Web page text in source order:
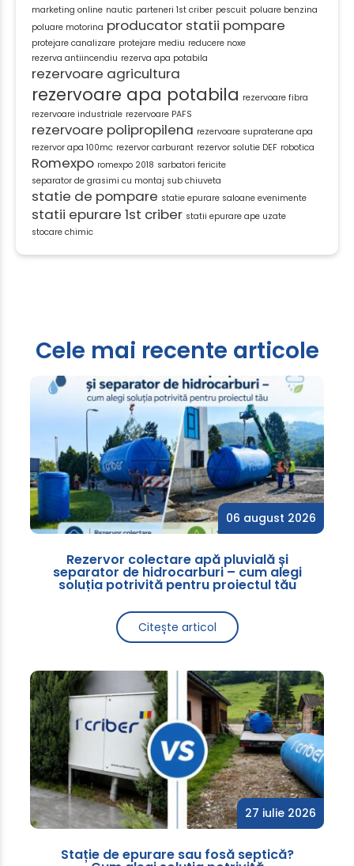
marketing online nautic parteneri 1st criber pescuit poluare benzina
poluare motorina producator statii pompare
protejare canalizare protejare mediu reducere noxe
rezerva antiincendiu rezerva apa potabila
rezervoare agricultura
rezervoare apa potabila rezervoare fibra
rezervoare industriale rezervoare PAFS
rezervoare polipropilena rezervoare supraterane apa
rezervor apa 100mc rezervor carburant rezervor solutie DEF robotica
Romexpo romexpo 2018 sarbatori fericite
separator de grasimi cu montaj sub chiuveta
statie de pompare statie epurare saloane evenimente
statii epurare 1st criber statii epurare ape uzate
stocare chimic
Cele mai recente articole
06 august 2026
Rezervor colectare apă pluvială și
separator de hidrocarburi – cum alegi
soluția potrivită pentru proiectul tău
Citește articol
27 iulie 2026
Stație de epurare sau fosă septică?